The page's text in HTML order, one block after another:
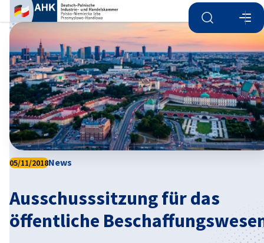
Suche öffnen
German
Ausschusssitzung für das
öffentliche
05/11/2018News